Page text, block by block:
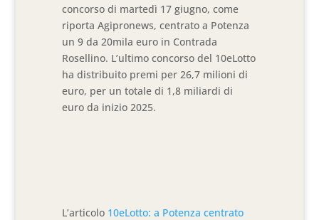
concorso di martedì 17 giugno, come
riporta Agipronews, centrato a Potenza
un 9 da 20mila euro in Contrada
Rosellino. L’ultimo concorso del 10eLotto
ha distribuito premi per 26,7 milioni di
euro, per un totale di 1,8 miliardi di
euro da inizio 2025.
L’articolo 10eLotto: a Potenza centrato